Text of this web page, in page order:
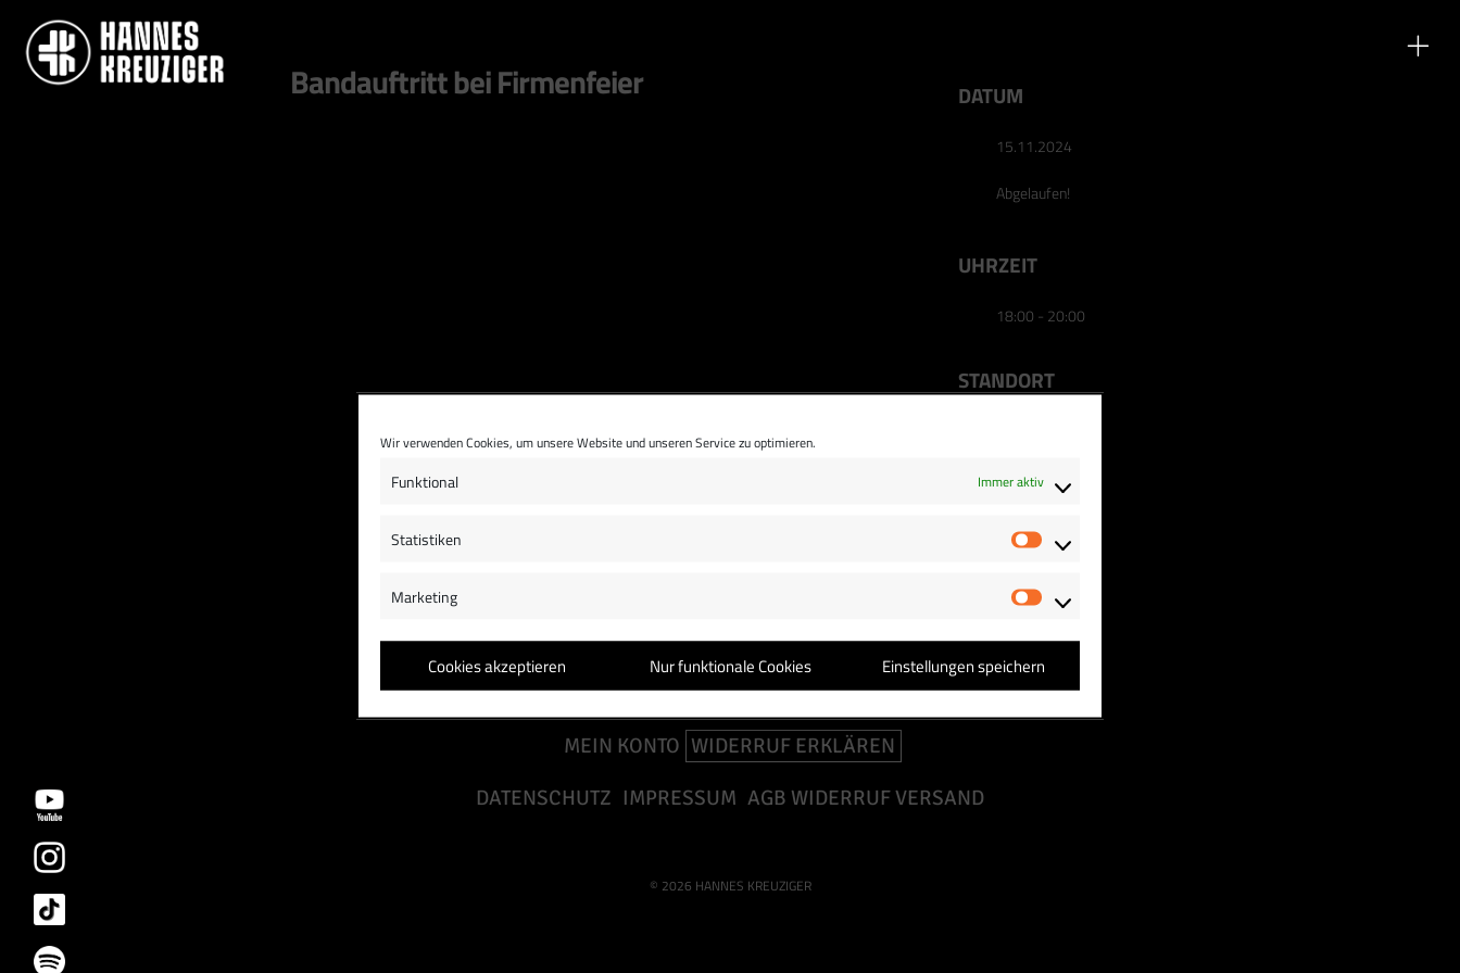
Wir verwenden Cookies, um unsere Website und unseren Service zu optimieren.
Funktional Immer aktiv
Statistiken Statistiken
Marketing Marketing
Cookies akzeptieren Nur funktionale Cookies Einstellungen speichern
Bandauftritt bei Firmenfeier DATUM
15.11.2024
Abgelaufen!
UHRZEIT
18:00 - 20:00
STANDORT
EPK BOOKING BIO POST VOM HERZEN
MEIN KONTO WIDERRUF ERKLÄREN
DATENSCHUTZ IMPRESSUM AGB WIDERRUF VERSAND
© 2026 HANNES KREUZIGER